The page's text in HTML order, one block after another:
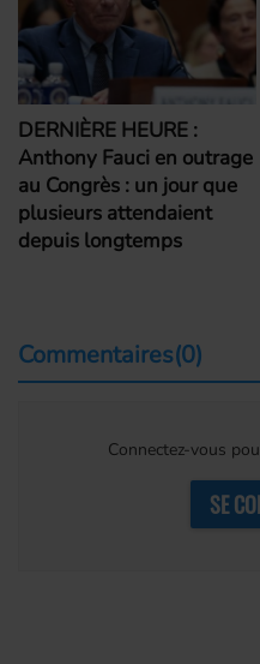
DERNIÈRE HEURE :
Anthony Fauci en outrage
au Congrès : un jour que
plusieurs attendaient
depuis longtemps
Commentaires(0)
Connectez-vous
SE